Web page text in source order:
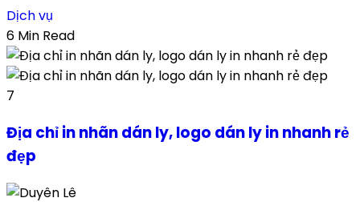
Dịch vụ
6 Min Read
7
Địa chỉ in nhãn dán ly, logo dán ly in nhanh rẻ
đẹp